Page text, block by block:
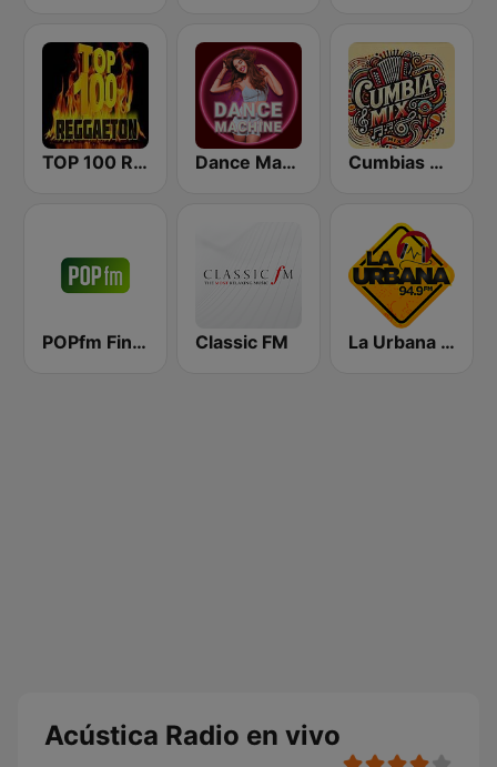
TOP 100 Reggaeton Exitos del Momento Radio Dance Machine Cumbias Mix
POPfm Finland Classic FM La Urbana 94.9 FM
Acústica Radio en vivo